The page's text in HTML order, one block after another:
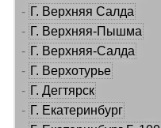
- Г. Верхняя Салда
- Г. Верхняя-Пышма
- Г. Верхняя-Салда
- Г. Верхотурье
- Г. Дегтярск
- Г. Екатеринбург